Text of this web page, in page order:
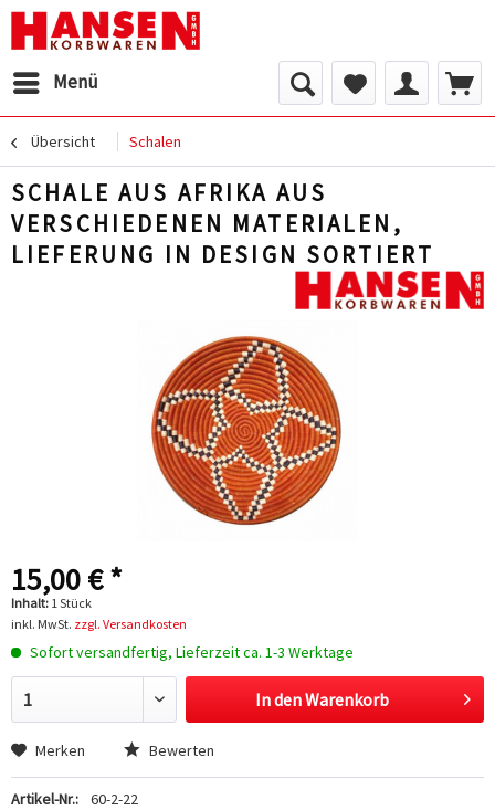
Menü
Übersicht Schalen
SCHALE AUS AFRIKA AUS
VERSCHIEDENEN MATERIALEN,
LIEFERUNG IN DESIGN SORTIERT
15,00 € *
Inhalt: 1 Stück
inkl. MwSt. zzgl. Versandkosten
Sofort versandfertig, Lieferzeit ca. 1-3 Werktage
In denWarenkorb
Merken Bewerten
Artikel-Nr.:
60-2-22